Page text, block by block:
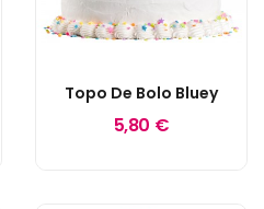
Topo De Bolo Bluey
5,80 €